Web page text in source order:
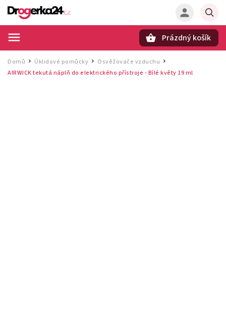
Prázdný košík
Domů / Úklidové pomůcky / Osvěžovače vzduchu /
AIRWICK tekutá náplň do elektrického přístroje - Bílé květy 19 ml